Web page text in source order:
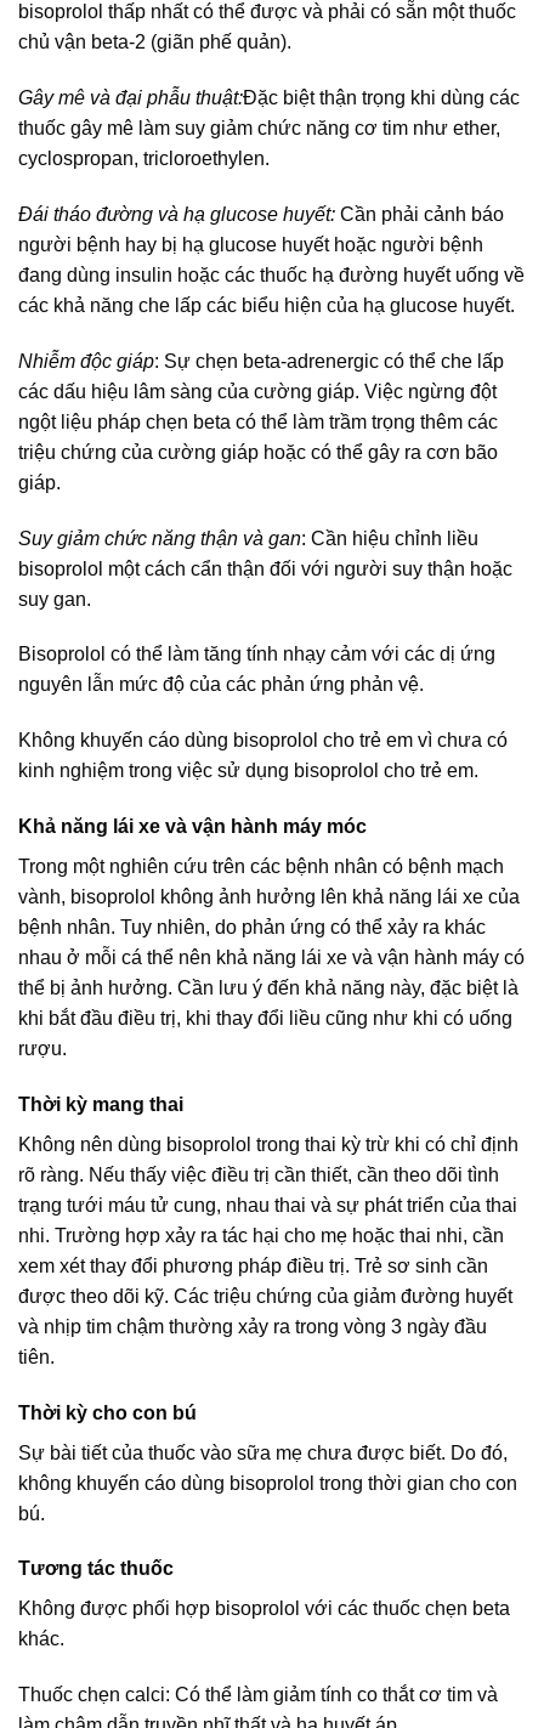
bisoprolol thấp nhất có thể được và phải có sẵn một thuốc
chủ vận beta-2 (giãn phế quản).
Gây mê và đại phẫu thuật:Đặc biệt thận trọng khi dùng các
thuốc gây mê làm suy giảm chức năng cơ tim như ether,
cyclospropan, tricloroethylen.
Đái tháo đường và hạ glucose huyết: Cần phải cảnh báo
người bệnh hay bị hạ glucose huyết hoặc người bệnh
đang dùng insulin hoặc các thuốc hạ đường huyết uống về
các khả năng che lấp các biểu hiện của hạ glucose huyết.
Nhiễm độc giáp: Sự chẹn beta-adrenergic có thể che lấp
các dấu hiệu lâm sàng của cường giáp. Việc ngừng đột
ngột liệu pháp chẹn beta có thể làm trầm trọng thêm các
triệu chứng của cường giáp hoặc có thể gây ra cơn bão
giáp.
Suy giảm chức năng thận và gan: Cần hiệu chỉnh liều
bisoprolol một cách cẩn thận đối với người suy thận hoặc
suy gan.
Bisoprolol có thể làm tăng tính nhạy cảm với các dị ứng
nguyên lẫn mức độ của các phản ứng phản vệ.
Không khuyến cáo dùng bisoprolol cho trẻ em vì chưa có
kinh nghiệm trong việc sử dụng bisoprolol cho trẻ em.
Khả năng lái xe và vận hành máy móc
Trong một nghiên cứu trên các bệnh nhân có bệnh mạch
vành, bisoprolol không ảnh hưởng lên khả năng lái xe của
bệnh nhân. Tuy nhiên, do phản ứng có thể xảy ra khác
nhau ở mỗi cá thể nên khả năng lái xe và vận hành máy có
thể bị ảnh hưởng. Cần lưu ý đến khả năng này, đặc biệt là
khi bắt đầu điều trị, khi thay đổi liều cũng như khi có uống
rượu.
Thời kỳ mang thai
Không nên dùng bisoprolol trong thai kỳ trừ khi có chỉ định
rõ ràng. Nếu thấy việc điều trị cần thiết, cần theo dõi tình
trạng tưới máu tử cung, nhau thai và sự phát triển của thai
nhi. Trường hợp xảy ra tác hại cho mẹ hoặc thai nhi, cần
xem xét thay đổi phương pháp điều trị. Trẻ sơ sinh cần
được theo dõi kỹ. Các triệu chứng của giảm đường huyết
và nhịp tim chậm thường xảy ra trong vòng 3 ngày đầu
tiên.
Thời kỳ cho con bú
Sự bài tiết của thuốc vào sữa mẹ chưa được biết. Do đó,
không khuyến cáo dùng bisoprolol trong thời gian cho con
bú.
Tương tác thuốc
Không được phối hợp bisoprolol với các thuốc chẹn beta
khác.
Thuốc chẹn calci: Có thể làm giảm tính co thắt cơ tim và